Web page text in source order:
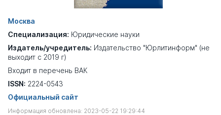
Москва
Специализация: Юридические науки
Издатель/учредитель: Издательство "Юрлитинформ" (не
выходит с 2019 г)
Входит в перечень ВАК
ISSN: 2224-0543
Официальный сайт
Информация обновлена: 2023-05-22 19:29:44